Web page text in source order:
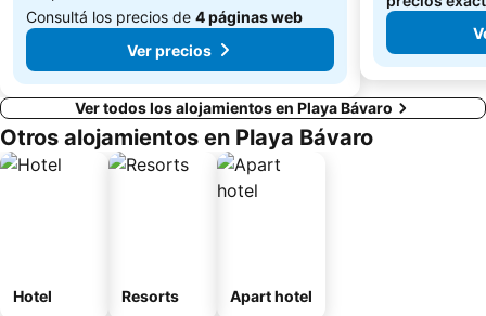
Consultá los precios de 4 páginas web
Ver precios
Ver todos los alojamientos en Playa Bávaro
Otros alojamientos en Playa Bávaro
Hotel Resorts Apart hotel